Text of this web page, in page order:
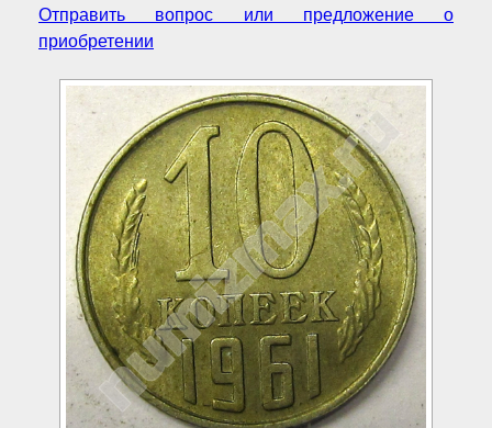
Отправить вопрос или предложение о
приобретении